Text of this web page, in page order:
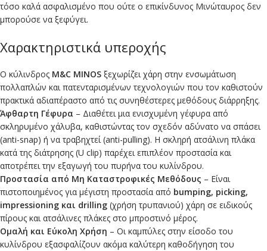
τόσο καλά ασφαλισμένο που ούτε ο επικίνδυνος Μινώταυρος δεν
μπορούσε να ξεφύγει.
Χαρακτηριστικά υπεροχής
Ο κύλινδρος M&C MINOS ξεχωρίζει χάρη στην ενσωμάτωση
πολλαπλών και πατενταρισμένων τεχνολογιών που τον καθιστούν
πρακτικά αδιαπέραστο από τις συνηθέστερες μεθόδους διάρρηξης.
Άφθαρτη Γέφυρα – Διαθέτει μια ενισχυμένη γέφυρα από
σκληρυμένο χάλυβα, καθιστώντας τον σχεδόν αδύνατο να σπάσει
(anti-snap) ή να τραβηχτεί (anti-pulling). Η σκληρή ατσάλινη πλάκα
κατά της διάτρησης (U clip) παρέχει επιπλέον προστασία και
αποτρέπει την εξαγωγή του πυρήνα του κυλίνδρου.
Προστασία από Μη Καταστροφικές Μεθόδους – Είναι
πιστοποιημένος για μέγιστη προστασία από bumping, picking,
impressioning και drilling (χρήση τρυπανιού) χάρη σε ειδικούς
πίρους και ατσάλινες πλάκες στο μπροστινό μέρος.
Ομαλή και Εύκολη Χρήση – Οι καμπύλες στην είσοδο του
κυλίνδρου εξασφαλίζουν ακόμα καλύτερη καθοδήγηση του